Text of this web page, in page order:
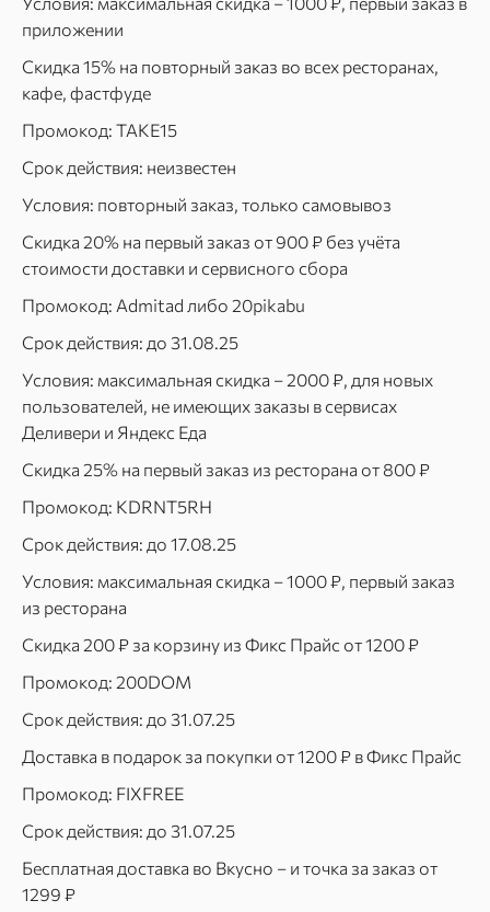
приложении
Скидка 15% на повторный заказ во всех ресторанах,
кафе, фастфуде
Промокод: TAKE15
Срок действия: неизвестен
Условия: повторный заказ, только самовывоз
Скидка 20% на первый заказ от 900 ₽ без учёта
стоимости доставки и сервисного сбора
Промокод: Admitad либо 20pikabu
Срок действия: до 31.08.25
Условия: максимальная скидка – 2000 ₽, для новых
пользователей, не имеющих заказы в сервисах
Деливери и Яндекс Еда
Скидка 25% на первый заказ из ресторана от 800 ₽
Промокод: KDRNT5RH
Срок действия: до 17.08.25
Условия: максимальная скидка – 1000 ₽, первый заказ
из ресторана
Скидка 200 ₽ за корзину из Фикс Прайс от 1200 ₽
Промокод: 200DOM
Срок действия: до 31.07.25
Доставка в подарок за покупки от 1200 ₽ в Фикс Прайс
Промокод: FIXFREE
Срок действия: до 31.07.25
Бесплатная доставка во Вкусно – и точка за заказ от
1299 ₽